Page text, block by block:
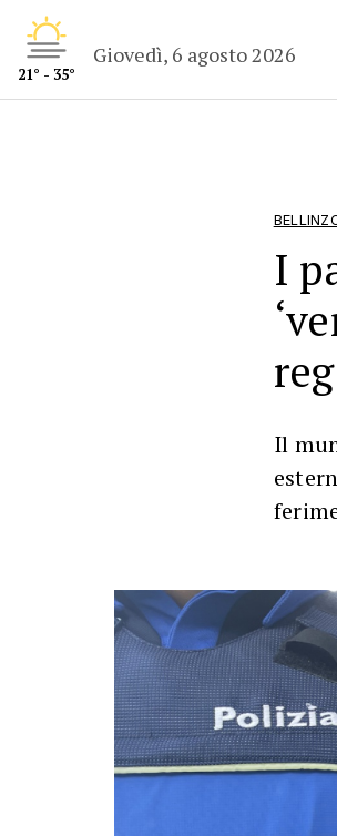
21° - 35°
Giovedì, 6 agosto 2026
I
Il